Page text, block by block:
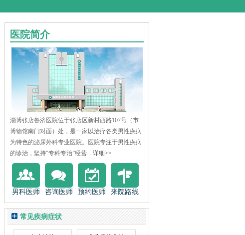
医院简介
淄博张店鲁济医院位于张店区新村西路107号（市
博物馆南门对面）处，是一家以治疗各类男性疾病
为特色的泌尿外科专业医院。医院专注于男性疾病
的诊治，坚持“专科专治”经营....详细>>
男科医师 咨询医师 预约医师 来院路线
常见疾病症状